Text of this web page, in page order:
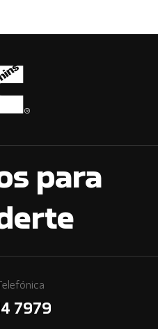
para
7979